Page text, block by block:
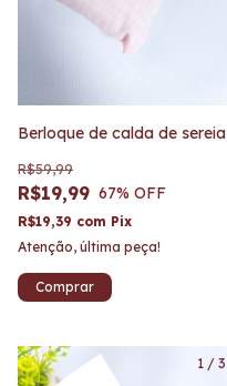
Berloque de calda de sereia
R$19,99
R$59,99
67% OFF
R$19,39 com Pix
Atenção, última peça!
1 / 3